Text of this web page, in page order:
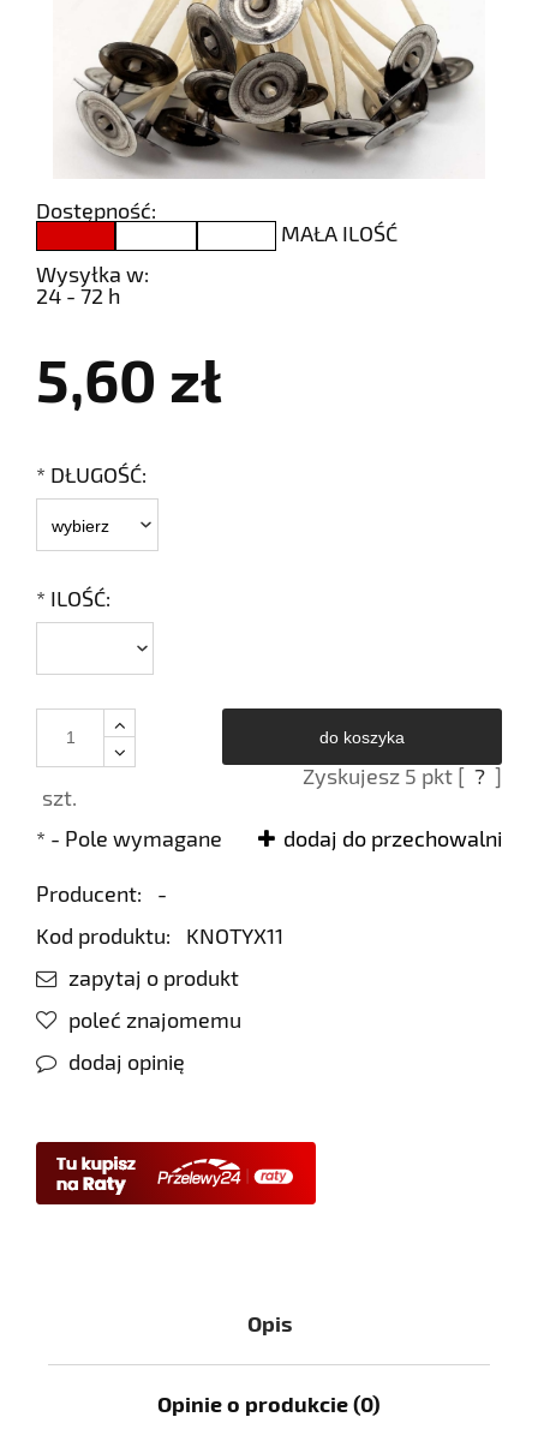
Dostępność:
MAŁA ILOŚĆ
Wysyłka w:
24 - 72 h
5,60 zł
* DŁUGOŚĆ:
* ILOŚĆ:
szt.
do koszyka
Zyskujesz 5 pkt [ ? ]
dodaj do przechowalni
* - Pole wymagane
Producent:
-
Kod produktu:
KNOTYX11
zapytaj o produkt
poleć znajomemu
dodaj opinię
Opis
Opinie o produkcie (0)